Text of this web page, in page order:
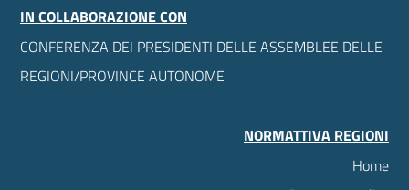
IN COLLABORAZIONE CON
CONFERENZA DEI PRESIDENTI DELLE ASSEMBLEE DELLE
REGIONI/PROVINCE AUTONOME
NORMATTIVA REGIONI
Home